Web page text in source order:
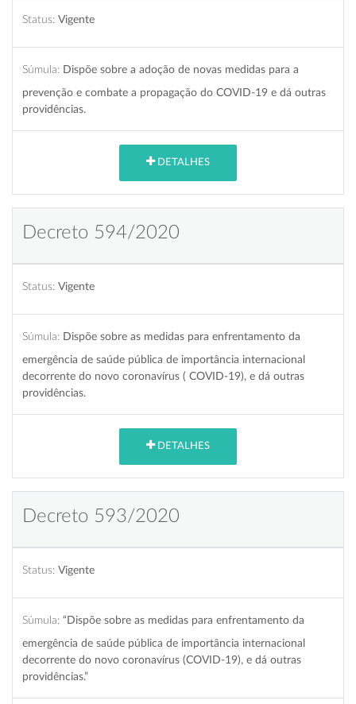
Status: Vigente
Súmula: Dispõe sobre a adoção de novas medidas para a
prevenção e combate a propagação do COVID-19 e dá outras
providências.
DETALHES
Decreto 594/2020
Status: Vigente
Súmula: Dispõe sobre as medidas para enfrentamento da
emergência de saúde pública de importância internacional
decorrente do novo coronavírus ( COVID-19), e dá outras
providências.
DETALHES
Decreto 593/2020
Status: Vigente
Súmula: “Dispõe sobre as medidas para enfrentamento da
emergência de saúde pública de importância internacional
decorrente do novo coronavírus (COVID-19), e dá outras
providências.”